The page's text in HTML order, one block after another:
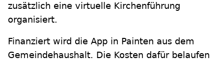
zusätzlich eine virtuelle Kirchenführung
organisiert.
Finanziert wird die App in Painten aus dem
Gemeindehaushalt. Die Kosten dafür belaufen